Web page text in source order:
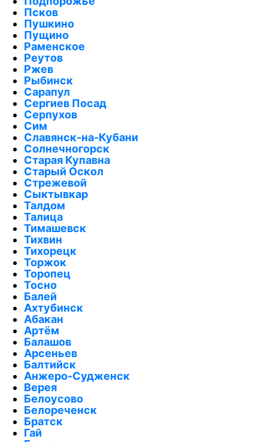
Псков
Пушкино
Пущино
Раменское
Реутов
Ржев
Рыбинск
Сарапул
Сергиев Посад
Серпухов
Сим
Славянск-на-Кубани
Солнечногорск
Старая Купавна
Старый Оскол
Стрежевой
Сыктывкар
Талдом
Талица
Тимашевск
Тихвин
Тихорецк
Торжок
Торопец
Тосно
Балей
Ахтубинск
Абакан
Артём
Балашов
Арсеньев
Балтийск
Анжеро-Судженск
Верея
Белоусово
Белореченск
Братск
Гай